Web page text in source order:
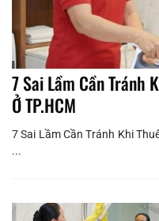
7 Sai Lầm Cần Tránh
Ở TP.HCM
7 Sai Lầm Cần Tránh Khi
...